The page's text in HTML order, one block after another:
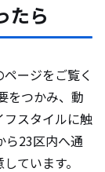
たら
ージをご覧く
をつかみ、動
スタイルに触
ら23区内へ通
ています。